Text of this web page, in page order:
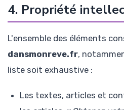
4. Propriété
L'ensemble des éléments
dansmonreve.fr,
liste soit exhaustive :
Les textes, articles et